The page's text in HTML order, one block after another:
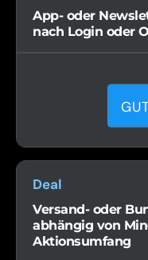
App- oder
nach Login oder
Deal
Versand- oder
abhängig von
Aktionsumfang